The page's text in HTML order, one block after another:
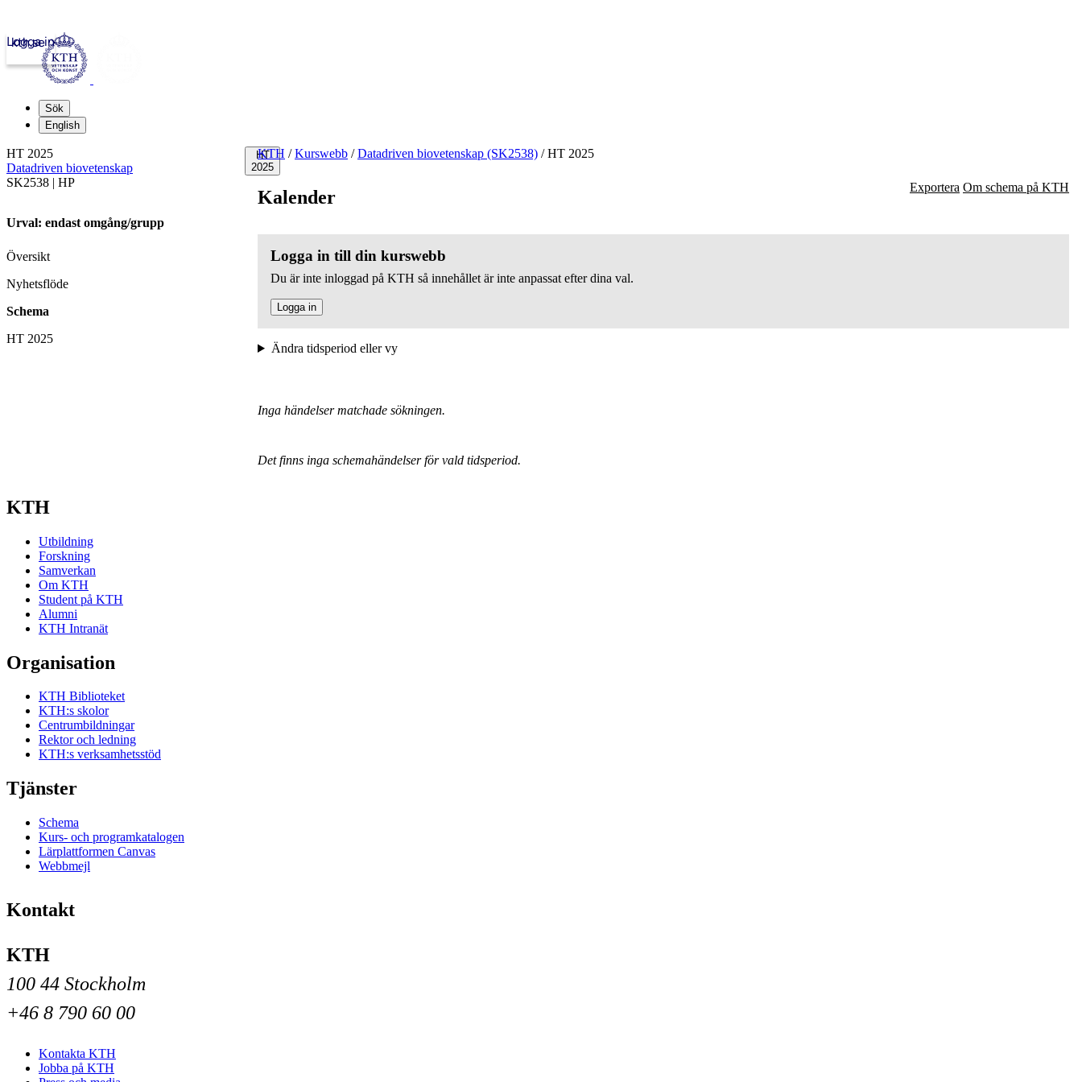
kth.se
Logga in
Sök
English
HT
2025
KTH / Kurswebb / Datadriven biovetenskap (SK2538) /HT 2025
Kalender Exportera Om schema på KTH
Logga in till din kurswebb
Du är inte inloggad på KTH så innehållet är inte anpassat efter dina val.
Logga in
Ändra tidsperiod eller vy
Inga händelser matchade sökningen.
Det finns inga schemahändelser för vald tidsperiod.
HT 2025
Datadriven biovetenskap
SK2538 | HP
Urval: endast omgång/grupp
Översikt
Nyhetsflöde
Schema
HT 2025
KTH
Utbildning
Forskning
Samverkan
Om KTH
Student på KTH
Alumni
KTH Intranät
Organisation
KTH Biblioteket
KTH:s skolor
Centrumbildningar
Rektor och ledning
KTH:s verksamhetsstöd
Tjänster
Schema
Kurs- och programkatalogen
Lärplattformen Canvas
Webbmejl
Kontakt
KTH
100 44 Stockholm
+46 8 790 60 00
Kontakta KTH
Jobba på KTH